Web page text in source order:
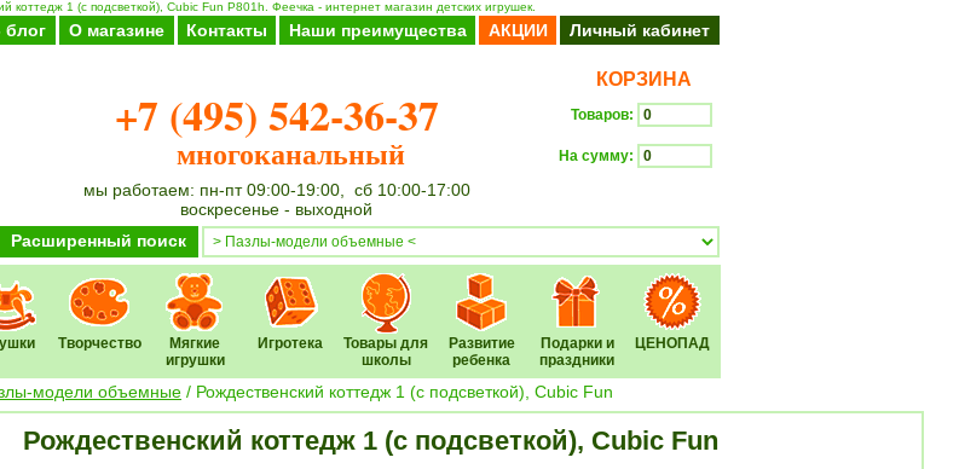
1 (с подсветкой), Cubic Fun P801h. Феечка - интернет магазин детских игрушек.
блог О магазине Контакты Наши преимущества АКЦИИ Личный кабинет
+7 (495) 542-36-37
многоканальный
мы работаем: пн-пт 09:00-19:00, сб 10:00-17:00
воскресенье - выходной
КОРЗИНА
Товаров:
На сумму:
Расширенный поиск
Творчество
Мягкие
игрушки
Игротека
Товары для
школы
Развитие
ребенка
Подарки и
праздники
ЦЕНОПАД
модели объемные / Рождественский коттедж 1 (с подсветкой), Cubic Fun
Рождественский коттедж 1 (с подсветкой), Cubic Fun